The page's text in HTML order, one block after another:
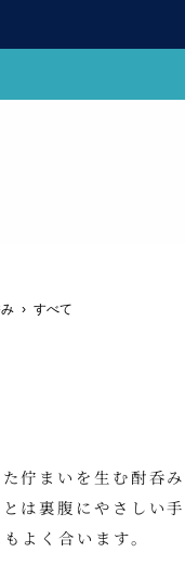
› すべて
佇まいを生む酎呑
は裏腹にやさしい
よく合います。